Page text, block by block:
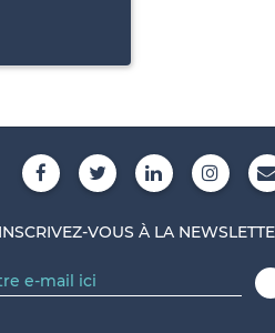
INSCRIVEZ-VOUS À LA